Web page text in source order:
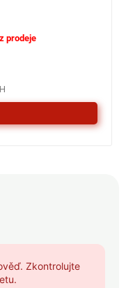
prodeje
Zkontrolujte